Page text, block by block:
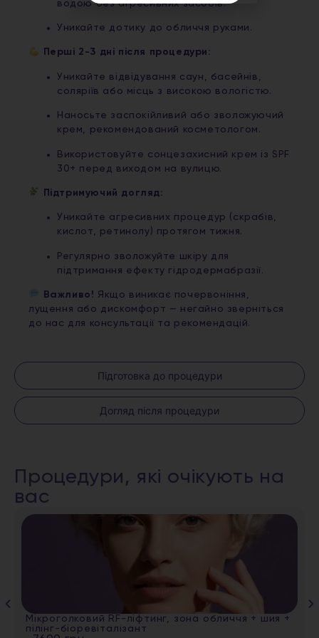
Підготовка до процедури
Догляд після процедури
водою без агресивних засобів.
Уникайте дотику до обличчя руками.
Перші 2-3 дні після процедури:
Уникайте відвідування саун, басейнів,
соляріїв або місць з високою вологістю.
Наносьте заспокійливий або зволожуючий
крем, рекомендований косметологом.
Використовуйте сонцезахисний крем із SPF
30+ перед виходом на вулицю.
Підтримуючий догляд:
Уникайте агресивних процедур (скрабів,
кислот, ретинолу) протягом тижня.
Регулярно зволожуйте шкіру для
підтримання ефекту гідродермабразії.
Важливо! Якщо виникає почервоніння,
лущення або дискомфорт — негайно зверніться
до нас для консультації та рекомендацій.
Процедури, які очікують на
вас
Мікроголковий RF-ліфтинг, зона обличчя + шия +
пілінг-біоревіталізант